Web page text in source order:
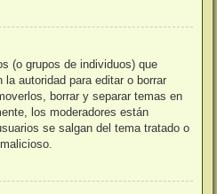
(o grupos de individuos) que
autoridad para editar o borrar
borrar y separar temas en
los moderadores están
se salgan del tema tratado o